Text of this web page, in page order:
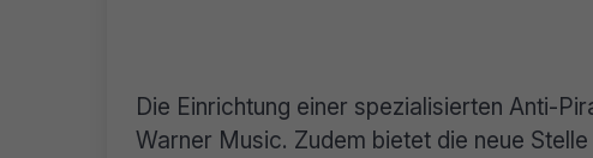
Die Einrichtung einer spezialisierten Anti-
Warner Music. Zudem bietet die neue